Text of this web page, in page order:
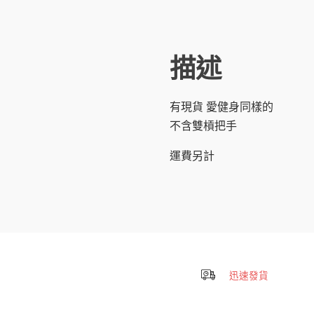
描述
有現貨 愛健身同樣的
不含雙槓把手
運費另計
迅速發貨